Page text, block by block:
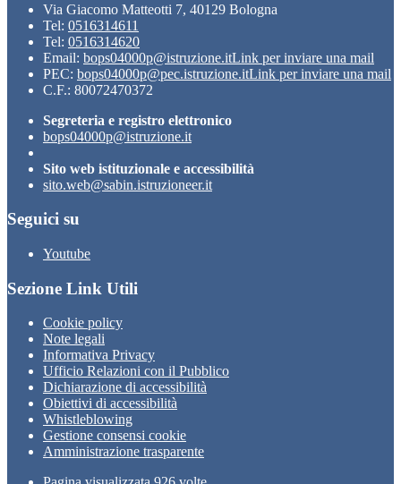
Via Giacomo Matteotti 7, 40129 Bologna
Tel: 0516314611
Tel: 0516314620
Email: bops04000p@istruzione.itLink per inviare una mail
PEC: bops04000p@pec.istruzione.itLink per inviare una mail
C.F.: 80072470372
Segreteria e registro elettronico
bops04000p@istruzione.it
Sito web istituzionale e accessibilità
sito.web@sabin.istruzioneer.it
Seguici su
Youtube
Sezione Link Utili
Cookie policy
Note legali
Informativa Privacy
Ufficio Relazioni con il Pubblico
Dichiarazione di accessibilità
Obiettivi di accessibilità
Whistleblowing
Gestione consensi cookie
Amministrazione trasparente